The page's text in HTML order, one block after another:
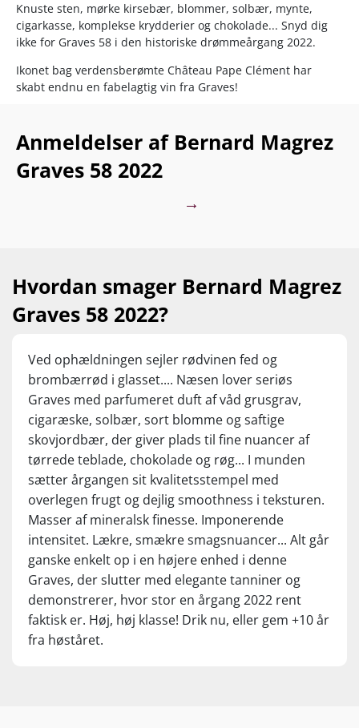
Knuste sten, mørke kirsebær, blommer, solbær, mynte,
cigarkasse, komplekse krydderier og chokolade... Snyd dig
ikke for Graves 58 i den historiske drømmeårgang 2022.
Ikonet bag verdensberømte Château Pape Clément har
skabt endnu en fabelagtig vin fra Graves!
terroir til terroir byder på det mest banebrydende value-for-
money, vi endnu har smagt fra Bordeaux. Så er det sagt!
Serien hylder Magrez' imponerende historie som
vinslot til vinslot, har været bannerfører for regionens
Nyd den til lam med krydderurter, saftigt oksekød,
fuglevildt, kalv, vildt, kraftige tapas, svampe og modne oste.
Anmeldelser af Bernard Magrez
Graves 58 2022
→
Hvordan smager Bernard Magrez
Graves 58 2022?
Ved ophældningen sejler rødvinen fed og
brombærrød i glasset.... Næsen lover seriøs
Graves med parfumeret duft af våd grusgrav,
cigaræske, solbær, sort blomme og saftige
skovjordbær, der giver plads til fine nuancer af
tørrede teblade, chokolade og røg... I munden
sætter årgangen sit kvalitetsstempel med
overlegen frugt og dejlig smoothness i teksturen.
Masser af mineralsk finesse. Imponerende
intensitet. Lækre, smækre smagsnuancer... Alt går
ganske enkelt op i en højere enhed i denne
Graves, der slutter med elegante tanniner og
demonstrerer, hvor stor en årgang 2022 rent
faktisk er. Høj, høj klasse! Drik nu, eller gem +10 år
fra høståret.